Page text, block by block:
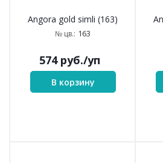
Angora gold simli (163)
№ цв.: 163
574руб./уп
В корзину